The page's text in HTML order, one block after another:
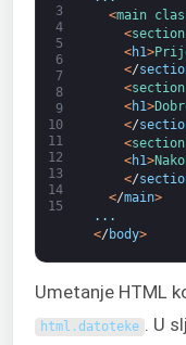
3
4
5
6
7
8
9
10
11
12
13
14
15
<main
<section
<h1>
</
<section
<h1>
</
<section
<h1>
</
</main>
. . .
</ body>
Umetanje HTML
html .datoteke . U